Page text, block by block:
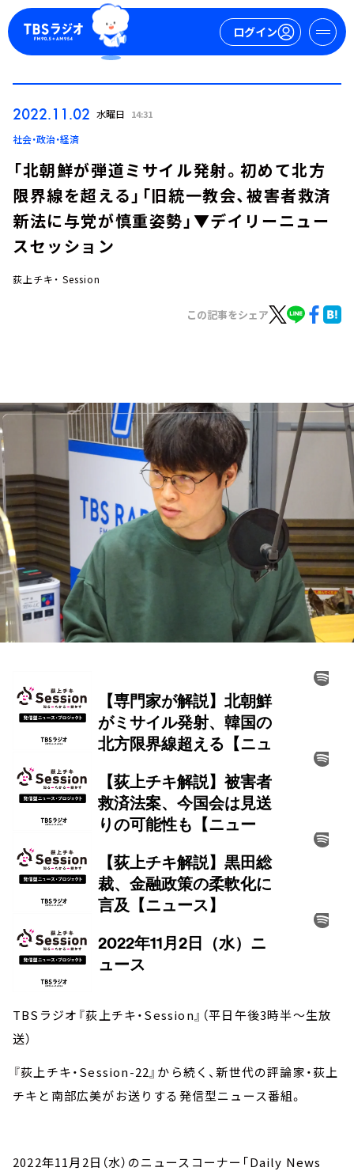
ログイン
今日の番組表
YouTube
会社情報
2022.11.02 水曜日 14:31
社会・政治・経済
「北朝鮮が弾道ミサイル発射。初めて北方
限界線を超える」「旧統一教会、被害者救済
新法に与党が慎重姿勢」▼デイリーニュー
スセッション
荻上チキ・ Session
この記事をシェア
TBSラジオ『荻上チキ・Session』（平日午後3時半～生放
送）
『荻上チキ・Session-22』から続く、新世代の評論家・荻上
チキと南部広美がお送りする発信型ニュース番組。
2022年11月2日（水）のニュースコーナー「Daily News